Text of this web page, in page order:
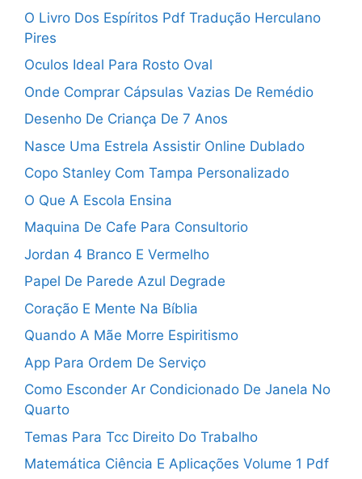
O Livro Dos Espíritos Pdf Tradução Herculano
Pires
Oculos Ideal Para Rosto Oval
Onde Comprar Cápsulas Vazias De Remédio
Desenho De Criança De 7 Anos
Nasce Uma Estrela Assistir Online Dublado
Copo Stanley Com Tampa Personalizado
O Que A Escola Ensina
Maquina De Cafe Para Consultorio
Jordan 4 Branco E Vermelho
Papel De Parede Azul Degrade
Coração E Mente Na Bíblia
Quando A Mãe Morre Espiritismo
App Para Ordem De Serviço
Como Esconder Ar Condicionado De Janela No
Quarto
Temas Para Tcc Direito Do Trabalho
Matemática Ciência E Aplicações Volume 1 Pdf